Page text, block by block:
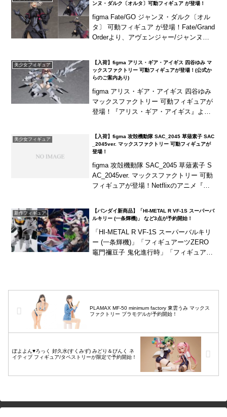
ンヌ・ダルク〔オルタ〕可動フィギュア が登場！
figma Fate/GO ジャンヌ・ダルク〔オル
タ〕 可動フィギュア が登場！Fate/Grand
Orderより、アヴェンジャー/ジャンヌ・
美少女フィギュア
【入荷】figma アリス・ギア・アイギス 四谷ゆみ マ
ックスファクトリー 可動フィギュアが登場！(公式か
らのご案内あり)
figma アリス・ギア・アイギス 四谷ゆみ
マックスファクトリー 可動フィギュアが
登場！『アリス・ギア・アイギス』より
表...
美少女フィギュア
【入荷】figma 攻殻機動隊 SAC_2045 草薙素子 SAC
_2045ver. マックスファクトリー 可動フィギュアが
登場！
figma 攻殻機動隊 SAC_2045 草薙素子 S
AC_2045ver. マックスファクトリー 可動
フィギュアが登場！Netflixのアニメ『攻
新作フィギュア
【バンダイ新商品】「HI-METAL R VF-1S スーパーバ
ルキリー (一条輝機)」 など3点が予約開始！
「HI-METAL R VF-1S スーパーバルキリ
ー (一条輝機)」「フィギュアーツZERO
竈門禰豆子 鬼化進行時」「フィギュアー
PLAMAX MF-50 minimum factory 東雲うみ マックス
ファクトリー プラモデルが予約開始！
ぽよよん♥ろっく 好久水(すくみず) みどり＆ぴんく ネ
イティブ フィギュア/タペストリーが限定で予約開始！